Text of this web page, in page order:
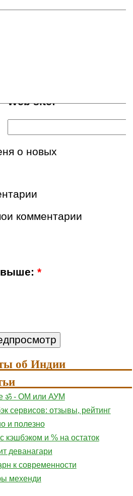
Web site:
о новых
комментарии
выше:*
об Индии
ॐ - ОМ или АУМ
сервисов: отзывы, рейтинг
и полезно
кэшбэком и % на остаток
деванагари
к современности
мехенди